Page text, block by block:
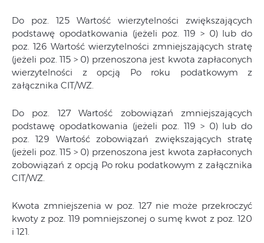
Do poz. 125 Wartość wierzytelności zwiększających
podstawę opodatkowania (jeżeli poz. 119 > 0) lub do
poz. 126 Wartość wierzytelności zmniejszających stratę
(jeżeli poz. 115 > 0) przenoszona jest kwota zapłaconych
wierzytelności z opcją Po roku podatkowym z
załącznika CIT/WZ.
Do poz. 127 Wartość zobowiązań zmniejszających
podstawę opodatkowania (jeżeli poz. 119 > 0) lub do
poz. 129 Wartość zobowiązań zwiększających stratę
(jeżeli poz. 115 > 0) przenoszona jest kwota zapłaconych
zobowiązań z opcją Po roku podatkowym z załącznika
CIT/WZ.
Kwota zmniejszenia w poz. 127 nie może przekroczyć
kwoty z poz. 119 pomniejszonej o sumę kwot z poz. 120
i 121.